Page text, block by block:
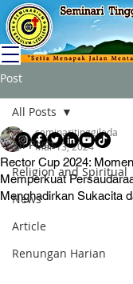
Post
All Posts
Religion and Spiritual
News
Article
Renungan Harian
All Posts
Rector Cup 2024:
Memperkuat
Menghadirkan Sukacita
seminaritinggileda
Mar 13, 2024